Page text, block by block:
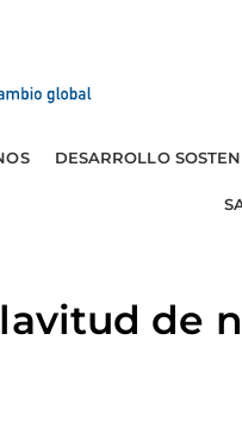
DESARROLLO
de